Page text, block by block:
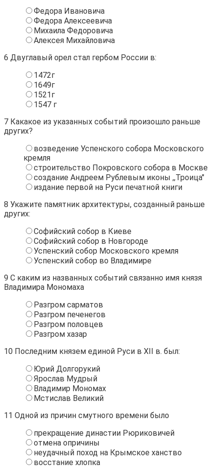
Федора Ивановича
Федора Алексеевича
Михаила Федоровича
Алексея Михайловича
6 Двуглавый орел стал гербом России в:
1472г
1649г
1521г
1547 г
7 Какакое из указанных событий произошло раньше
других?
возведение Успенского собора Московского
кремля
строительство Покровского собора в Москве
создание Андреем Рублевым иконы ,,Троица"
издание первой на Руси печатной книги
8 Укажите памятник архитектуры, созданный раньше
других:
Софийский собор в Киеве
Софийский собор в Новгороде
Успенский собор Московского кремля
Успенский собор во Владимире
9 С каким из названных событий связанно имя князя
Владимира Мономаха
Разгром сарматов
Разгром печенегов
Разгром половцев
Разгром хазар
10 Последним князем единой Руси в XII в. был:
Юрий Долгорукий
Ярослав Мудрый
Владимир Мономах
Мстислав Великий
11 Одной из причин смутного времени было
прекращение династии Рюриковичей
отмена опричины
неудачный поход на Крымское ханство
восстание хлопка